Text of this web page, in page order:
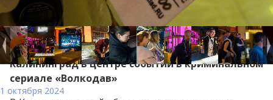
Калининград в центре событий в криминальном
сериале «Волкодав»
1 октября 2024